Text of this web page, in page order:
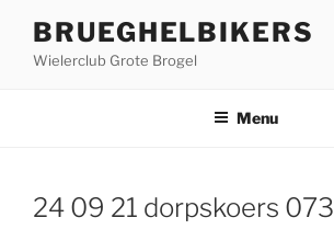
BRUEGHELBIKERS
Wielerclub Grote Brogel
Menu
24 09 21 dorpskoers 073